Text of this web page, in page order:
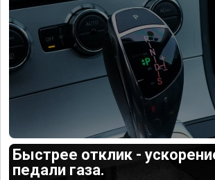
Быстрее отклик -
педали газа.